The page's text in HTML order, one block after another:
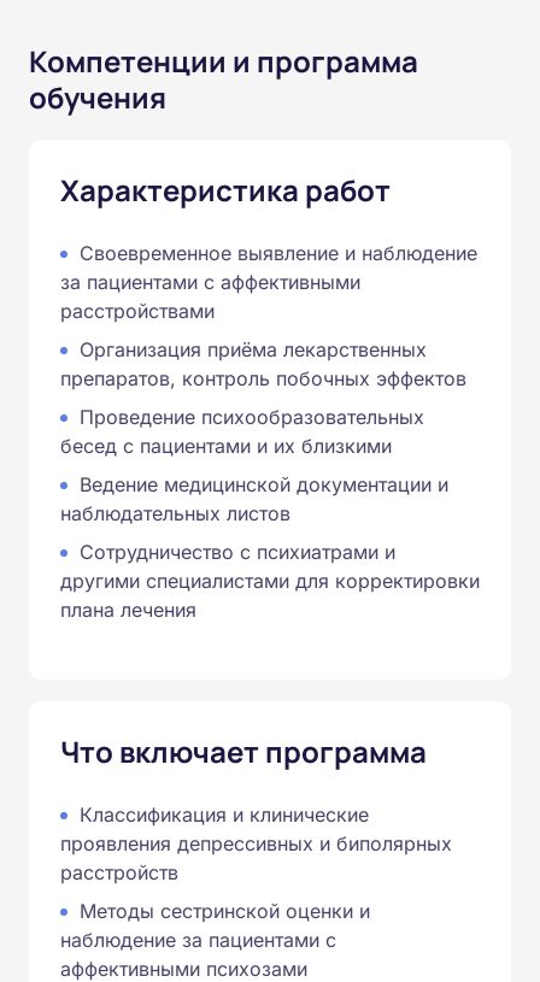
Компетенции и программа
обучения
Характеристика работ
Своевременное выявление и наблюдение
за пациентами с аффективными
расстройствами
Организация приёма лекарственных
препаратов, контроль побочных эффектов
Проведение психообразовательных
бесед с пациентами и их близкими
Ведение медицинской документации и
наблюдательных листов
Сотрудничество с психиатрами и
другими специалистами для корректировки
плана лечения
Что включает программа
Классификация и клинические
проявления депрессивных и биполярных
расстройств
Методы сестринской оценки и
наблюдение за пациентами с
аффективными психозами